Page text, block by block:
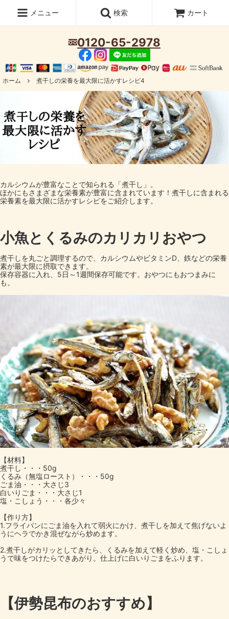
0120-65-2978
メニュー 検索 カート
ホーム 煮干しの栄養を最大限に活かすレシピ4
カルシウムが豊富なことで知られる「煮干し」。
ほかにもさまざまな栄養素が豊富に含まれています！煮干しに含まれる
栄養素を最大限に活かすレシピをご紹介します。
小魚とくるみのカリカリおやつ
煮干しを丸ごと調理するので、カルシウムやビタミンD、鉄などの栄養
素が最大限に摂取できます。
保存容器に入れ、5日～1週間保存可能です。おやつにもおつまみに
も。
【材料】
煮干し・・・50g
くるみ（無塩ロースト）・・・50g
ごま油・・・大さじ3
白いりごま・・・大さじ1
塩・こしょう・・・各少々
【作り方】
1.フライパンにごま油を入れて弱火にかけ、煮干しを加えて焦げないよ
うにヘラでかき混ぜながら炒めます。
2.煮干しがカリッとしてきたら、くるみを加えて軽く炒め、塩・こしょ
うで味をつけたらできあがり。仕上げに白いりごまをふります。
【伊勢昆布のおすすめ】